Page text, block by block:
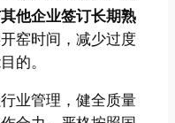
他企业签订长期熟
窑时间，减少过度
的。
业管理，健全质量